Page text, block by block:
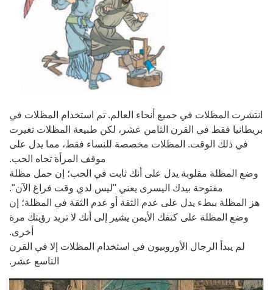
انتشرت المظلات في جميع أنحاء العالم. تم استخدام المظلات في
بريطانيا فقط في القرن الثامن عشر، لكن طبيعة المظلات تغيرت
في ذلك الوقت. المظلات مخصصة للنساء فقط، مما يدل على
موقف المرأة تجاه الحب.
وضع المظلة مقلوبة يدل على أنك ثابت في الحب؛ إن حمل مظلة
مفتوحة بيدك اليسرى يعني "ليس لدي وقت فراغ الآن".
هز المظلة ببطء يدل على عدم الثقة أو عدم الثقة في المظلة؛ إن
وضع المظلة على كتفك الأيمن يشير إلى أنك لا تريد رؤيتك مرة
أخرى.
لم يبدأ الرجال الأوروبيون في استخدام المظلات إلا في القرن
التاسع عشر.